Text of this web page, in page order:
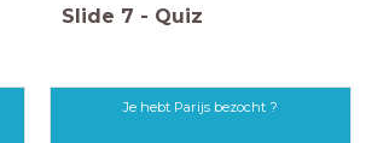
Slide 7 - Quiz
Je hebt Parijs bezocht ?